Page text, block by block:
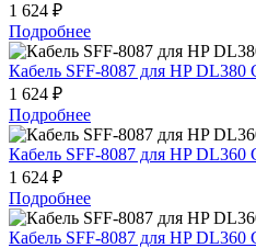
1 624 ₽
Подробнее
Кабель SFF-8087 для HP DL380
1 624 ₽
Подробнее
Кабель SFF-8087 для HP DL360
1 624 ₽
Подробнее
Кабель SFF-8087 для HP DL360